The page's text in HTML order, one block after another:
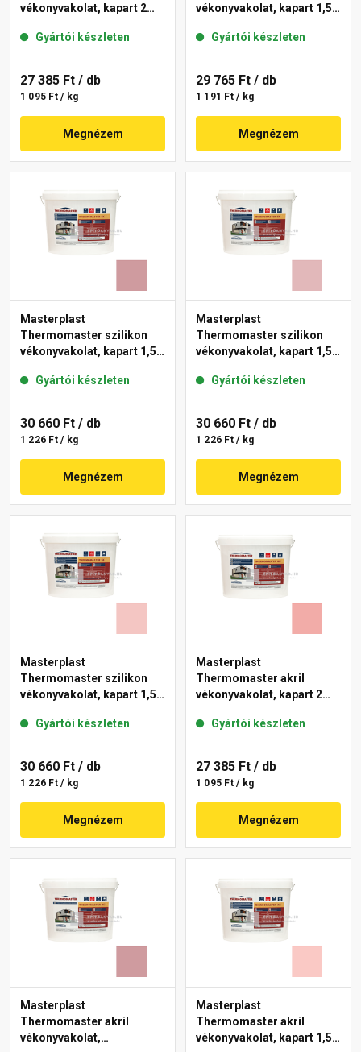
vékonyvakolat, kapart 2
Gyártói készleten
27 385 Ft / db
1 095 Ft / kg
Megnézem
vékonyvakolat, kapart 1,5
Gyártói készleten
29 765 Ft / db
1 191 Ft / kg
Megnézem
Masterplast
Thermomaster szilikon
vékonyvakolat, kapart 1,5
Gyártói készleten
30 660 Ft / db
1 226 Ft / kg
Megnézem
Masterplast
Thermomaster szilikon
vékonyvakolat, kapart 1,5
Gyártói készleten
30 660 Ft / db
1 226 Ft / kg
Megnézem
Masterplast
Thermomaster szilikon
vékonyvakolat, kapart 1,5
Gyártói készleten
30 660 Ft / db
1 226 Ft / kg
Megnézem
Masterplast
Thermomaster akril
vékonyvakolat, kapart 2
Gyártói készleten
27 385 Ft / db
1 095 Ft / kg
Megnézem
Masterplast
Thermomaster akril
vékonyvakolat,
Masterplast
Thermomaster akril
vékonyvakolat, kapart 1,5